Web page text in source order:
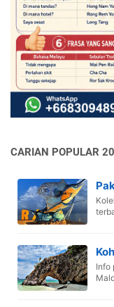
CARIAN POPULAR
Info